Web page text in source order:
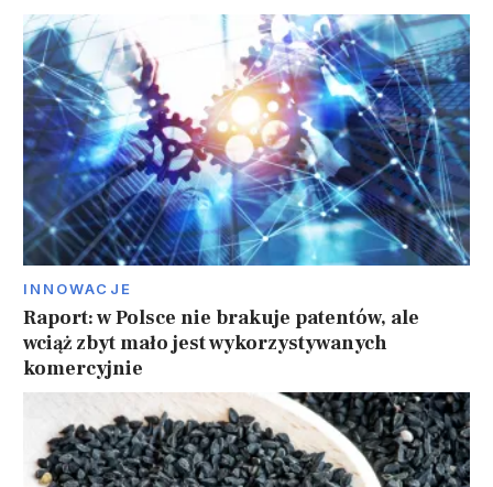
INNOWACJE
Raport: w Polsce nie brakuje patentów, ale
wciąż zbyt mało jest wykorzystywanych
komercyjnie